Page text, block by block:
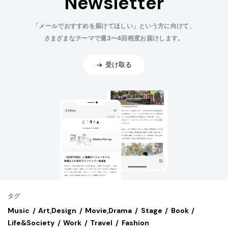
「メールでおすすめを届けてほしい」という方に向けて、
さまざまなテーマで週3〜4回程度お届けします。
受け取る
タグ
Music Art,Design Movie,Drama Stage
Book
Life&Society
Work Travel Fashion